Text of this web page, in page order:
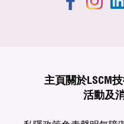
主頁 關於LSCM
活動及